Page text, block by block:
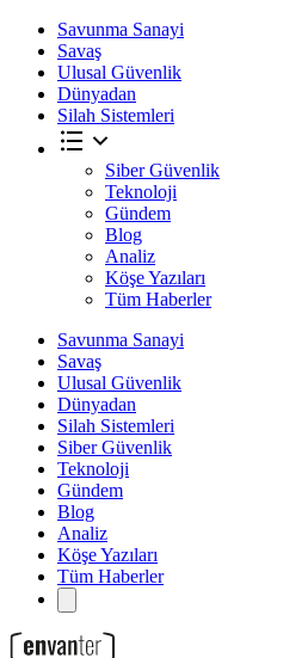
Savunma Sanayi
Savaş
Ulusal Güvenlik
Dünyadan
Silah Sistemleri
Siber Güvenlik
Teknoloji
Gündem
Blog
Analiz
Köşe Yazıları
Tüm Haberler
Savunma Sanayi
Savaş
Ulusal Güvenlik
Dünyadan
Silah Sistemleri
Siber Güvenlik
Teknoloji
Gündem
Blog
Analiz
Köşe Yazıları
Tüm Haberler